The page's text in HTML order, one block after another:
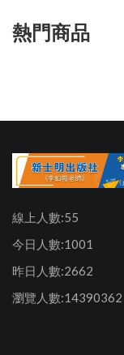
熱門商品
線上人數:55
今日人數:1001
昨日人數:2662
瀏覽人數:14390362